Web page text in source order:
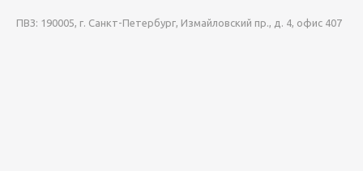
ПВЗ: 190005, г. Санкт-Петербург, Измайловский пр., д. 4, офис 407